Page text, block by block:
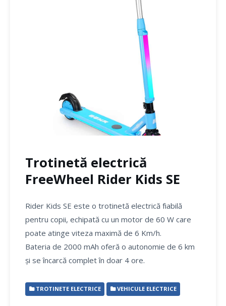
Trotinetă electrică
FreeWheel Rider Kids SE
Rider Kids SE este o trotinetă electrică fiabilă
pentru copii, echipată cu un motor de 60 W care
poate atinge viteza maximă de 6 Km/h.
Bateria de 2000 mAh oferă o autonomie de 6 km
și se încarcă complet în doar 4 ore.
TROTINETE ELECTRICE VEHICULE ELECTRICE